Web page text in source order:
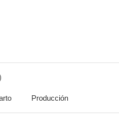
Producción